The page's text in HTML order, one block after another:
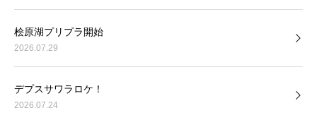
桧原湖プリプラ開始
2026.07.29
デプスサワラロケ！
2026.07.24